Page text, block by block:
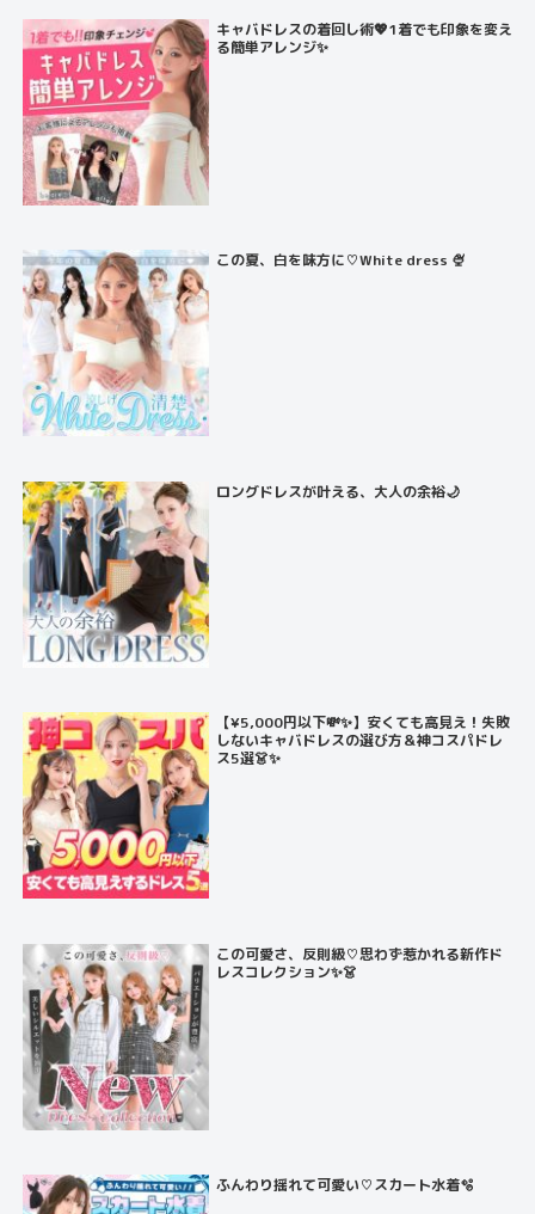
キャバドレスの着回し術💖1着でも印象を変え
る簡単アレンジ✨
この夏、白を味方に♡White dress 🍨
ロングドレスが叶える、大人の余裕🌙
【¥5,000円以下💸✨】安くても高見え！失敗
しないキャバドレスの選び方＆神コスパドレ
ス5選👗✨
この可愛さ、反則級♡思わず惹かれる新作ド
レスコレクション✨👗
ふんわり揺れて可愛い♡スカート水着🫧